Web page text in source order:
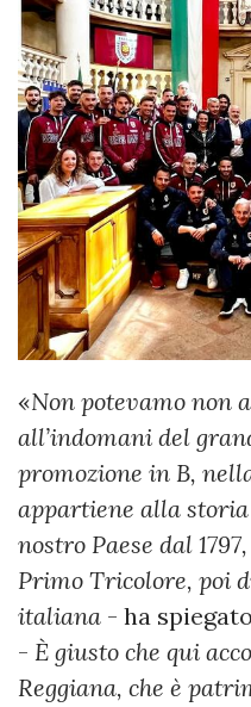
«Non potevamo non
all’indomani del
promozione in B,
appartiene alla
nostro Paese dal
Primo Tricolore, poi
italiana - ha
- È giusto che qui
Reggiana, che è